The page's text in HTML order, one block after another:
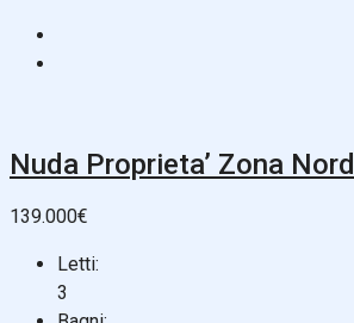
Nuda Proprieta’ Zona Nord
139.000€
Letti:
3